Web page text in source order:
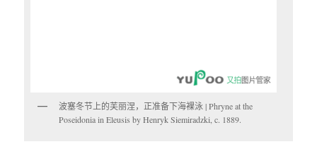
波塞冬节上的芙丽涅，正准备下海裸泳 | Phryne at the
Poseidonia in Eleusis by Henryk Siemiradzki, c. 1889.